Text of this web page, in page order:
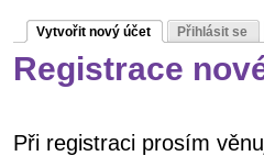
Vytvořit nový účet Přihlásit se
Registrace
Při registraci prosím